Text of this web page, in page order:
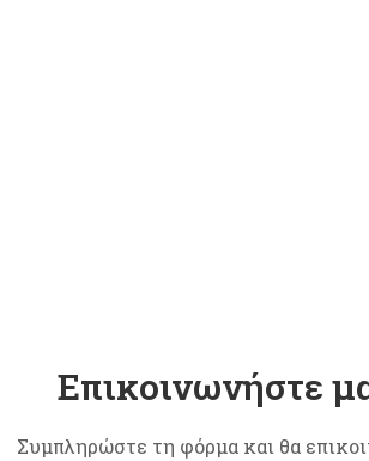
Eπικοινωνήστε
Συμπληρώστε τη φόρμα και θα